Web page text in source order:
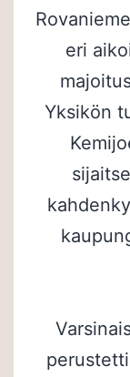
eri
Yksikön